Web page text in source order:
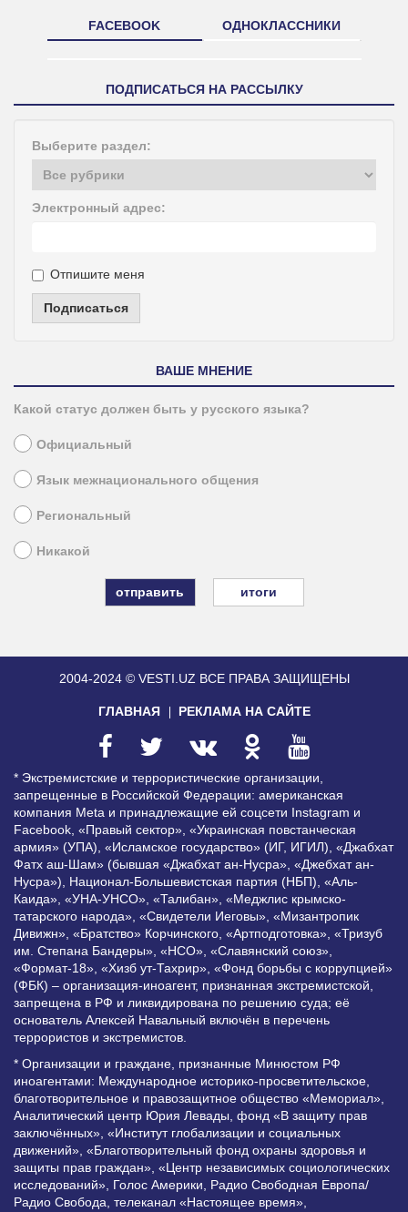
FACEBOOK ОДНОКЛАССНИКИ
ПОДПИСАТЬСЯ НА РАССЫЛКУ
Выберите раздел:
Электронный адрес:
Отпишите меня
Подписаться
ВАШЕ МНЕНИЕ
Какой статус должен быть у русского языка?
Официальный
Язык межнационального общения
Региональный
Никакой
итоги
2004-2024 © VESTI.UZ ВСЕ ПРАВА ЗАЩИЩЕНЫ
ГЛАВНАЯ РЕКЛАМА НА САЙТЕ
* Экстремистские и террористические организации,
запрещенные в Российской Федерации: американская
компания Meta и принадлежащие ей соцсети Instagram и
Facebook, «Правый сектор», «Украинская повстанческая
армия» (УПА), «Исламское государство» (ИГ, ИГИЛ), «Джабхат
Фатх аш-Шам» (бывшая «Джабхат ан-Нусра», «Джебхат ан-
Нусра»), Национал-Большевистская партия (НБП), «Аль-
Каида», «УНА-УНСО», «Талибан», «Меджлис крымско-
татарского народа», «Свидетели Иеговы», «Мизантропик
Дивижн», «Братство» Корчинского, «Артподготовка», «Тризуб
им. Степана Бандеры», «НСО», «Славянский союз»,
«Формат-18», «Хизб ут-Тахрир», «Фонд борьбы с коррупцией»
(ФБК) – организация-иноагент, признанная экстремистской,
запрещена в РФ и ликвидирована по решению суда; её
основатель Алексей Навальный включён в перечень
террористов и экстремистов.
* Организации и граждане, признанные Минюстом РФ
иноагентами: Международное историко-просветительское,
благотворительное и правозащитное общество «Мемориал»,
Аналитический центр Юрия Левады, фонд «В защиту прав
заключённых», «Институт глобализации и социальных
движений», «Благотворительный фонд охраны здоровья и
защиты прав граждан», «Центр независимых социологических
исследований», Голос Америки, Радио Свободная Европа/
Радио Свобода, телеканал «Настоящее время»,